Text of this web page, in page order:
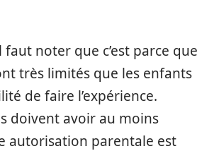
noter que c’est parce que
très limités que les enfants
de faire l’expérience.
doivent avoir au moins
autorisation parentale est